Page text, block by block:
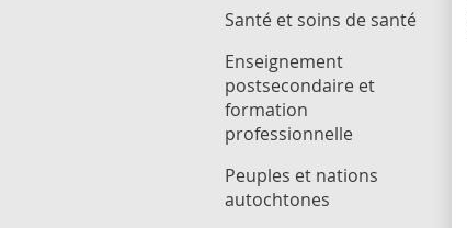
Santé et soins de santé
Enseignement
postsecondaire et
formation
professionnelle
Peuples et nations
autochtones